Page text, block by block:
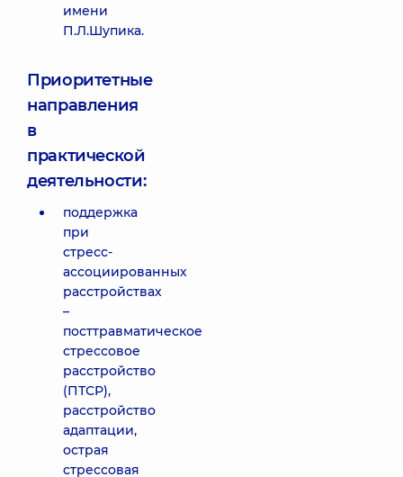
имени
П.Л.Шупика.
Приоритетные
направления
в
практической
деятельности:
поддержка
при
стресс-
ассоциированных
расстройствах
–
посттравматическое
стрессовое
расстройство
(ПТСР),
расстройство
адаптации,
острая
стрессовая